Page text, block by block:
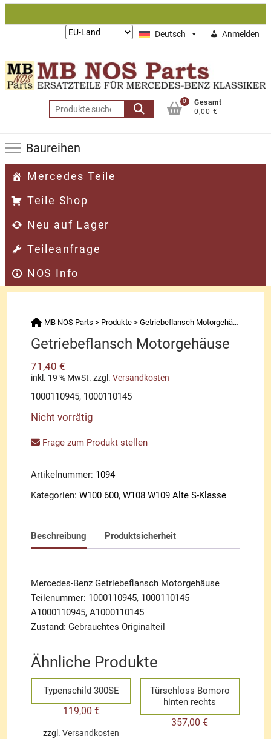
Zum
Deutsch Anmelden
Lieferung
Suchen
nach:
0
Gesamt
0,00 €
Baureihen
Mercedes Teile
Teile Shop
Neu auf Lager
Teileanfrage
NOS Info
MB NOS Parts > Produkte >Getriebeflansch Motorgehäuse
Getriebeflansch Motorgehäuse
71,40€
inkl. 19 % MwSt. zzgl.Versandkosten
1000110945, 1000110145
Nicht vorrätig
Frage zum Produkt stellen
Artikelnummer: 1094
Kategorien:W100 600,W108 W109 Alte S-Klasse
Beschreibung Produktsicherheit
Mercedes-Benz Getriebeflansch Motorgehäuse
Teilenummer: 1000110945, 1000110145
A1000110945, A1000110145
Zustand: Gebrauchtes Originalteil
Ähnliche Produkte
Typenschild 300SE
119,00 €
zzgl.Versandkosten
Türschloss Bomoro
hinten rechts
357,00€